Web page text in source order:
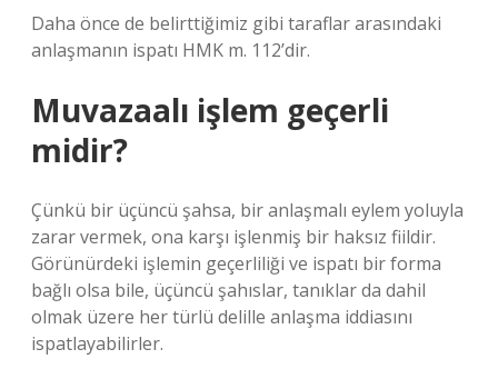
Daha önce de belirttiğimiz gibi taraflar arasındaki
anlaşmanın ispatı HMK m. 112’dir.
Muvazaalı işlem geçerli
midir?
Çünkü bir üçüncü şahsa, bir anlaşmalı eylem yoluyla
zarar vermek, ona karşı işlenmiş bir haksız fiildir.
Görünürdeki işlemin geçerliliği ve ispatı bir forma
bağlı olsa bile, üçüncü şahıslar, tanıklar da dahil
olmak üzere her türlü delille anlaşma iddiasını
ispatlayabilirler.